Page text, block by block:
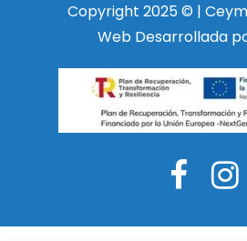
Copyright 2025 © |
Web Desarrollada